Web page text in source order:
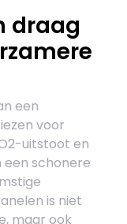
draag
een
voor
uitstoot en
schonere
is niet
maar ook